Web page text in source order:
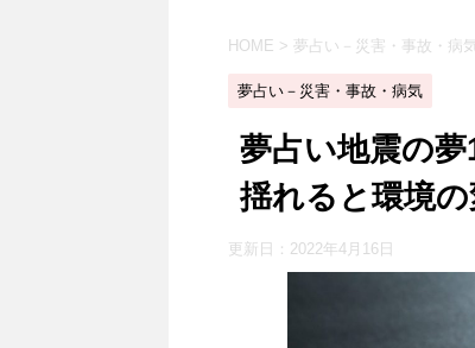
HOME > 夢占い－災害・事故・病気
夢占い－災害・事故・病気
夢占い地震の夢
揺れると環境
更新日： 2022年4月16日